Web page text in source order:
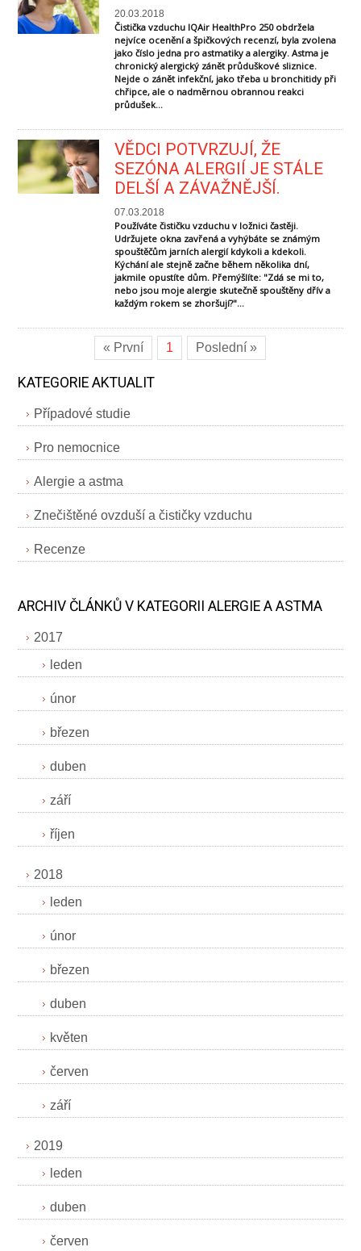
20.03.2018
Čistička vzduchu IQAir HealthPro 250 obdržela
nejvíce ocenění a špičkových recenzí, byla zvolena
jako číslo jedna pro astmatiky a alergiky. Astma je
chronický alergický zánět průduškové sliznice.
Nejde o zánět infekční, jako třeba u bronchitidy při
chřipce, ale o nadměrnou obrannou reakci
průdušek...
VĚDCI POTVRZUJÍ, ŽE
SEZÓNA ALERGIÍ JE STÁLE
DELŠÍ A ZÁVAŽNĚJŠÍ.
07.03.2018
Používáte čističku vzduchu v ložnici častěji.
Udržujete okna zavřená a vyhýbáte se známým
spouštěčům jarních alergií kdykoli a kdekoli.
Kýchání ale stejně začne během několika dní,
jakmile opustíte dům. Přemýšlíte: "Zdá se mi to,
nebo jsou moje alergie skutečně spouštěny dřív a
každým rokem se zhoršují?"...
« První 1 Poslední »
KATEGORIE AKTUALIT
Případové studie
Pro nemocnice
Alergie a astma
Znečištěné ovzduší a čističky vzduchu
Recenze
ARCHIV ČLÁNKŮ V KATEGORII ALERGIE A ASTMA
2017
leden
únor
březen
duben
září
říjen
2018
leden
únor
březen
duben
květen
červen
září
2019
leden
duben
červen